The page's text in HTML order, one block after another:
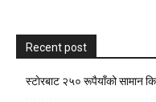
Recent post
स्टाेरबाट २५० रूपैयाँको सामान